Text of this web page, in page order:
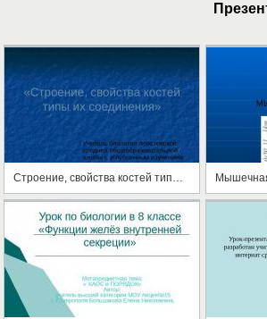
Строение, свойства костей типы их соединения